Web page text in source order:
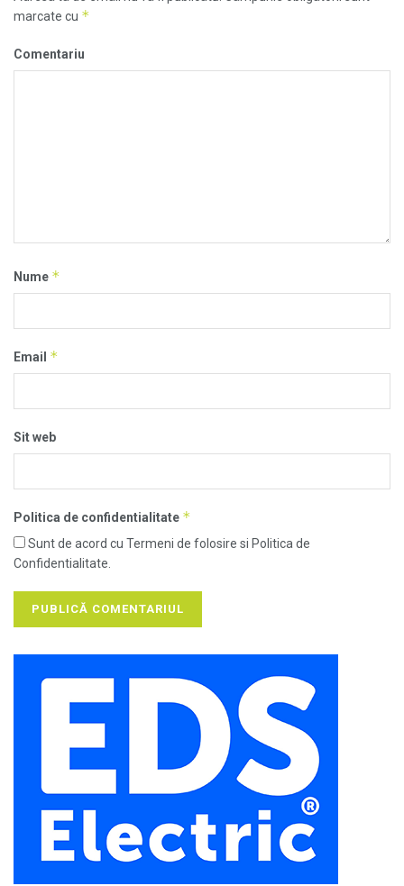
marcate cu *
Comentariu
Nume *
Email *
Sit web
Politica de confidentialitate *
Sunt de acord cu Termeni de folosire si Politica de
Confidentialitate.